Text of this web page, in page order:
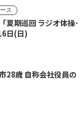
ス
夏期巡回 ラジオ体操･
日(日)
28歳 自称会社役員の